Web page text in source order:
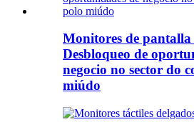
Monitores de
Desbloqueo de
negocio no sector do
miúdo